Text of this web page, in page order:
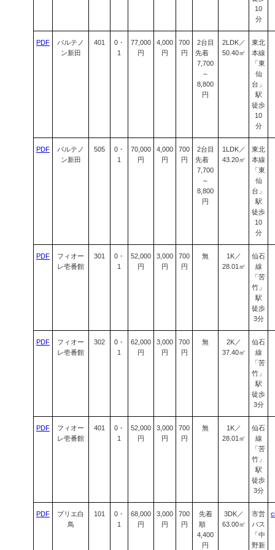
10
分
PDF
パルテノ
ン新田
401
0・
1
77,000
円
4,000
円
700
円
2台目
先着
7,700
～
8,800
円
2LDK／
50.40㎡
東北
本線
「東
仙
台」
駅
徒歩
10
分
PDF
パルテノ
ン新田
505
0・
1
70,000
円
4,000
円
700
円
2台目
先着
7,700
～
8,800
円
1LDK／
43.20㎡
東北
本線
「東
仙
台」
駅
徒歩
10
分
PDF
フィオー
レ壱番館
301
0・
1
52,000
円
3,000
円
700
円
無
1K／
28.01㎡
仙石
線
「苦
竹」
駅
徒歩
3分
PDF
フィオー
レ壱番館
302
0・
1
62,000
円
3,000
円
700
円
無
2K／
37.40㎡
仙石
線
「苦
竹」
駅
徒歩
3分
PDF
フィオー
レ壱番館
401
0・
1
52,000
円
3,000
円
700
円
無
1K／
28.01㎡
仙石
線
「苦
竹」
駅
徒歩
3分
PDF
プリエ白
鳥
101
0・
1
68,000
円
3,000
円
700
円
先着
順
4,400
円
3DK／
63.00㎡
市営
バス
「中
野新